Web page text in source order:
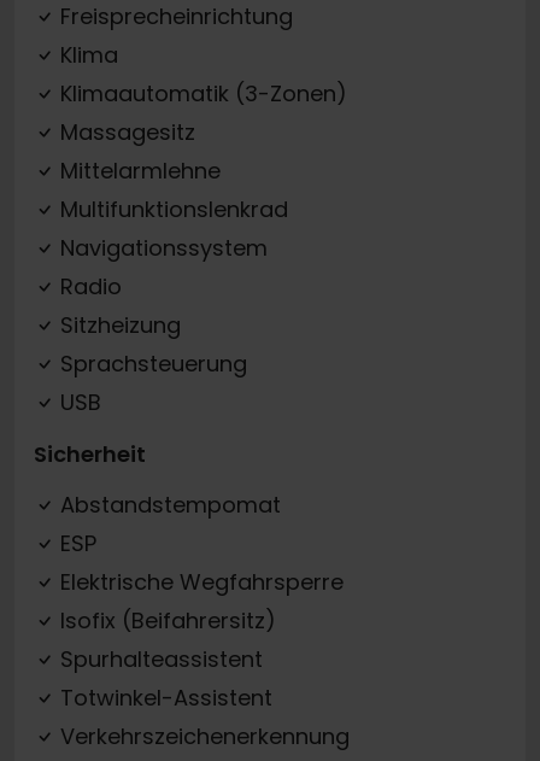
Freisprecheinrichtung
Klima
Klimaautomatik (3-Zonen)
Massagesitz
Mittelarmlehne
Multifunktionslenkrad
Navigationssystem
Radio
Sitzheizung
Sprachsteuerung
USB
Sicherheit
Abstandstempomat
ESP
Elektrische Wegfahrsperre
Isofix (Beifahrersitz)
Spurhalteassistent
Totwinkel-Assistent
Verkehrszeichenerkennung